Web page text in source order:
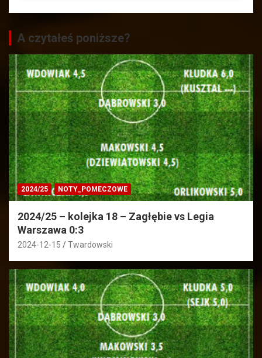
A czytałeś poniższe?
2024/25 NOTY_POMECZOWE
2024/25 – kolejka 18 – Zagłębie vs Legia
Warszawa 0:3
2024-12-15 Twardowski